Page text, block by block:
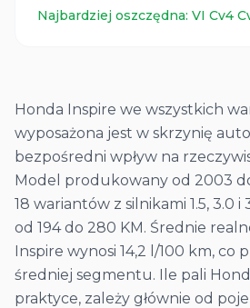
Najbardziej oszczędna: VI Cv4
Honda Inspire we wszystkich
wyposażona jest w skrzynię
bezpośredni wpływ na
Model produkowany od 2003
18 wariantów z silnikami 1.5, 3.0 i
od 194 do 280 KM. Średnie
Inspire wynosi 14,2 l/100 km, co
średniej segmentu. Ile pali
praktyce, zależy głównie od